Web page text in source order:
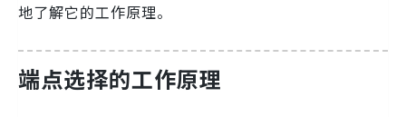
地了解它的工作原理。
端点选择的工作原理